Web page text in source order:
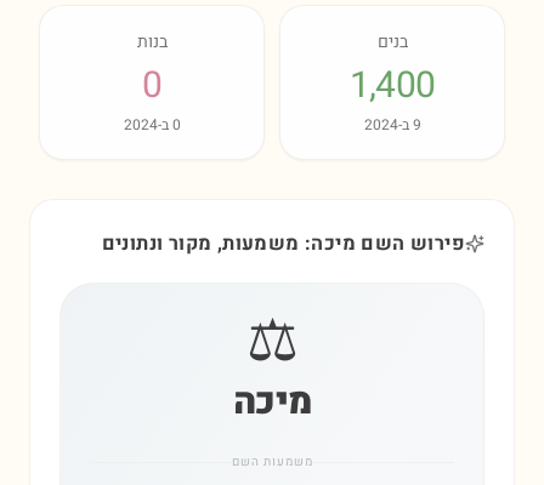
בנים
1,400
9ב-2024
בנות
0
0ב-2024
פירוש השם מיכה: משמעות, מקור ונתונים
⚖️
מיכה
משמעות השם